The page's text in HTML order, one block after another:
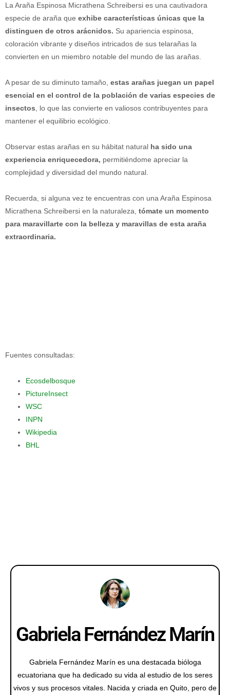
La Araña Espinosa Micrathena Schreibersi es una cautivadora
especie de araña que exhibe características únicas que la
distinguen de otros arácnidos. Su apariencia espinosa,
coloración vibrante y diseños intricados de sus telarañas la
convierten en un miembro notable del mundo de las arañas.
A pesar de su diminuto tamaño, estas arañas juegan un papel
esencial en el control de la población de varias especies de
insectos , lo que las convierte en valiosos contribuyentes para
mantener el equilibrio ecológico.
Observar estas arañas en su hábitat natural ha sido una
experiencia enriquecedora, permitiéndome apreciar la
complejidad y diversidad del mundo natural.
Recuerda, si alguna vez te encuentras con una Araña Espinosa
Micrathena Schreibersi en la naturaleza, tómate un momento
para maravillarte con la belleza y maravillas de esta araña
extraordinaria.
Fuentes consultadas:
Ecosdelbosque
PictureInsect
WSC
INPN
Wikipedia
BHL
Gabriela Fernández Marín
Gabriela Fernández Marín es una destacada bióloga
ecuatoriana que ha dedicado su vida al estudio de los seres
vivos y sus procesos vitales. Nacida y criada en Quito, pero de